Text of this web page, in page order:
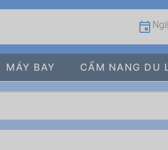
MÁY BAY CẨM NANG DU